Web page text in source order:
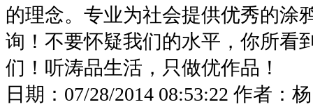
的理念。专业为社会提供优秀的涂
询！不要怀疑我们的水平，你所看
们！听涛品生活，只做优作品！
日期： 07/28/2014 08:53:22 作者：